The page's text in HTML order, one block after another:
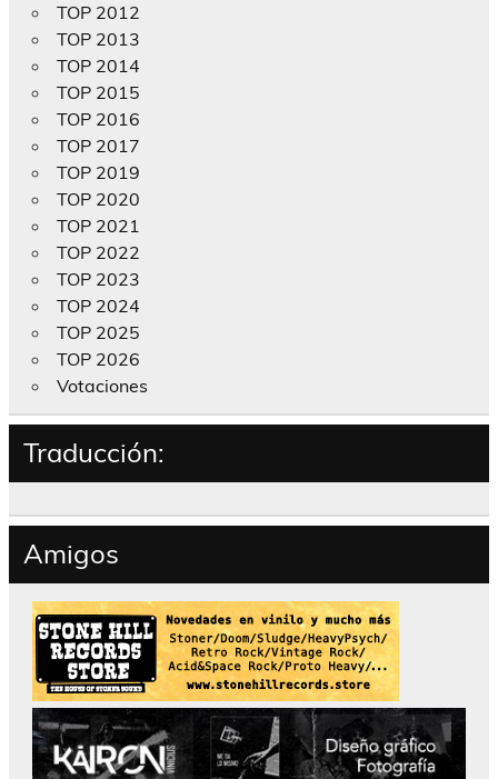
TOP 2012
TOP 2013
TOP 2014
TOP 2015
TOP 2016
TOP 2017
TOP 2019
TOP 2020
TOP 2021
TOP 2022
TOP 2023
TOP 2024
TOP 2025
TOP 2026
Votaciones
Traducción:
Amigos